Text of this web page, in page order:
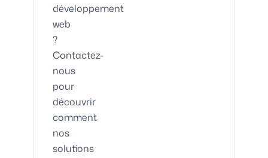
développement
web
?
Contactez-
nous
pour
découvrir
comment
nos
solutions